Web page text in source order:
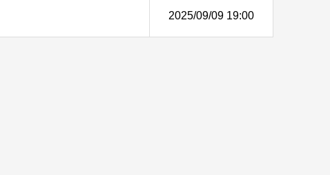
2025/09/09 19:00